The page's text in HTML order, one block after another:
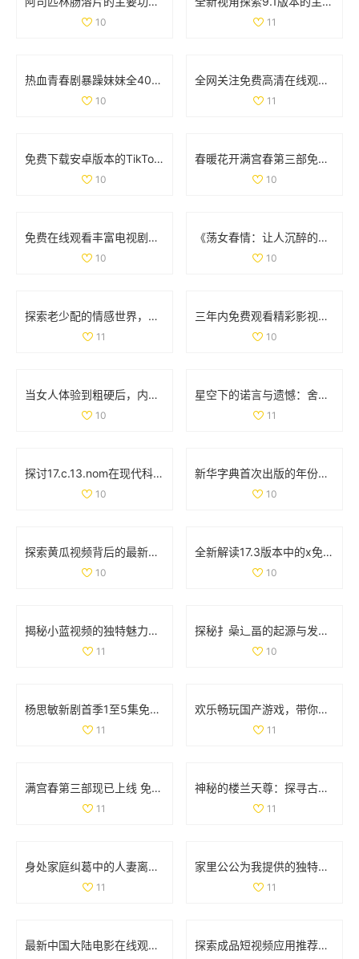
10 11
热血青春剧暴躁妹妹全40集免费观看带你领略成长的烦恼与欢笑
10
全网关注免费高清在线观看人数统计与分析方法探讨
11
免费下载安卓版本的TikTok应用程序指南与使用技巧
10
春暖花开满宫春第三部免费在线看精彩剧情回顾与人物分析
10
免费在线观看丰富电视剧系列汇总让你一次看个够
10
《荡女春情：让人沉醉的激情故事全线上映》
10
探索老少配的情感世界，揭示年龄差异中的爱情真谛
11
三年内免费观看精彩影视内容的全新选择与体验推荐
10
当女人体验到粗硬后，内心感受与心理转变全解析
10
星空下的诺言与遗憾：舍不得的爱与失去的瞬间
11
探讨17.c.13.nom在现代科技应用中的重要性与影响分析
10
新华字典首次出版的年份是什么时候呢 让我们一起回顾历史吧
10
探索黄瓜视频背后的最新潮流和热门内容趋势
10
全新解读17.3版本中的x免费观看全集内容与特点揭秘
10
揭秘小蓝视频的独特魅力，为什么越来越多用户选择它作为娱乐首选
11
探秘扌喿辶畐的起源与发展历史，揭示其独特魅力与意义
10
杨思敏新剧首季1至5集免费在线观看精彩剧情揭秘
11
欢乐畅玩国产游戏，带你体验极致爽快与舒适的双重享受
11
满宫春第三部现已上线 免费观看精彩剧情尽在其中
11
神秘的楼兰天尊：探寻古代遗迹背后的传奇故事与文化魅力
11
身处家庭纠葛中的人妻离奇遭遇情感迷失与冲突的故事
11
家里公公为我提供的独特治疗方式让我焕然一新
11
最新中国大陆电影在线观看完整版带你领略精彩故事与绚丽画面 探索成品短视频应用推荐功能的最佳实践与用户体验提升方法